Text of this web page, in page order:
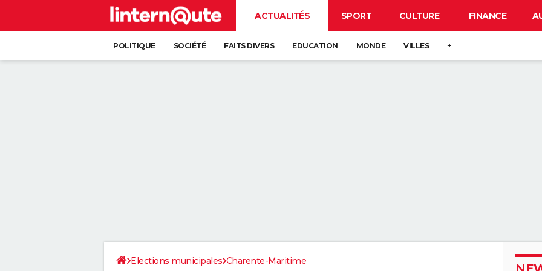
ACTUALITÉS SPORT CULTURE FINANCE
POLITIQUE SOCIÉTÉ FAITS DIVERS EDUCATION MONDE VILLES +
Elections municipales Charente-Maritime